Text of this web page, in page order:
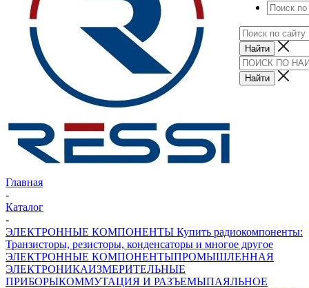
Главная
-
Каталог
-
ЭЛЕКТРОННЫЕ КОМПОНЕНТЫ Купить радиокомпоненты:
Транзисторы, резисторы, конденсаторы и многое другое
ЭЛЕКТРОННЫЕ КОМПОНЕНТЫПРОМЫШЛЕННАЯ
ЭЛЕКТРОНИКАИЗМЕРИТЕЛЬНЫЕ
ПРИБОРЫКОММУТАЦИЯ И РАЗЪЕМЫПАЯЛЬНОЕ